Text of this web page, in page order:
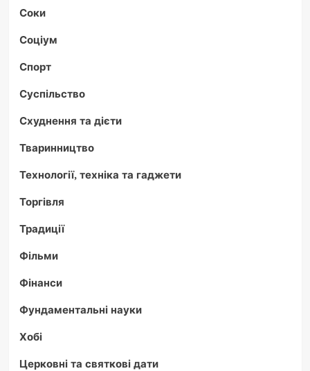
Соки
Соціум
Спорт
Суспільство
Схуднення та дієти
Тваринництво
Технології, техніка та гаджети
Торгівля
Традиції
Фільми
Фінанси
Фундаментальні науки
Хобі
Церковні та святкові дати